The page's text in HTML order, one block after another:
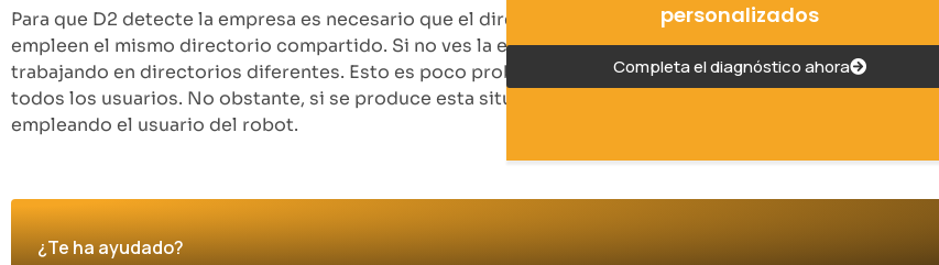
Para que D2 detecte la empresa es necesario que el directorio de trabajo esté configurado de forma
empleen el mismo directorio compartido. Si no ves la empresa en el directorio actual es posible que
trabajando en directorios diferentes. Esto es poco probable porque el ERP suele dejar los paquetes
todos los usuarios. No obstante, si se produce esta situación puedes resolverlo cambiando el
empleando el usuario del robot.
¿Te ha ayudado?
personalizados
Completa el diagnóstico ahora